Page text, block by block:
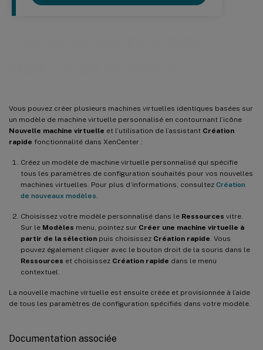
Vous pouvez créer plusieurs machines virtuelles identiques basées sur
un modèle de machine virtuelle personnalisé en contournant l’icône
Nouvelle machine virtuelle et l’utilisation de l’assistant Création
rapide fonctionnalité dans XenCenter :
Créez un modèle de machine virtuelle personnalisé qui spécifie
tous les paramètres de configuration souhaités pour vos nouvelles
machines virtuelles. Pour plus d’informations, consultez Création
de nouveaux modèles
Choisissez votre modèle personnalisé dans le Ressources vitre.
Sur le Modèles menu, pointez sur Créer une machine virtuelle à
partir de la sélection puis choisissez Création rapide . Vous
pouvez également cliquer avec le bouton droit de la souris dans le
Ressources et choisissez Création rapide dans le menu
contextuel.
La nouvelle machine virtuelle est ensuite créée et provisionnée à l’aide
de tous les paramètres de configuration spécifiés dans votre modèle.
Documentation associée